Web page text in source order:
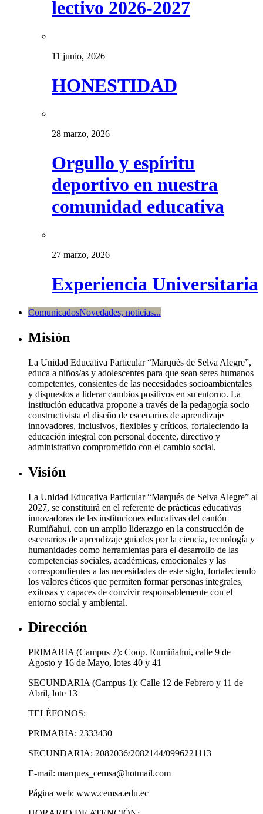
lectivo 2026-2027
11 junio, 2026
HONESTIDAD
28 marzo, 2026
Orgullo y espíritu
deportivo en nuestra
comunidad educativa
27 marzo, 2026
Experiencia Universitaria
ComunicadosNovedades, noticias...
Misión
La Unidad Educativa Particular “Marqués de Selva Alegre”,
educa a niños/as y adolescentes para que sean seres humanos
competentes, consientes de las necesidades socioambientales
y dispuestos a liderar cambios positivos en su entorno. La
institución educativa propone a través de la pedagogía socio
constructivista el diseño de escenarios de aprendizaje
innovadores, inclusivos, flexibles y críticos, fortaleciendo la
educación integral con personal docente, directivo y
administrativo comprometido con el cambio social.
Visión
La Unidad Educativa Particular “Marqués de Selva Alegre” al
2027, se constituirá en el referente de prácticas educativas
innovadoras de las instituciones educativas del cantón
Rumiñahui, con un amplio liderazgo en la construcción de
escenarios de aprendizaje guiados por la ciencia, tecnología y
humanidades como herramientas para el desarrollo de las
competencias sociales, académicas, emocionales y las
correspondientes a las necesidades de este siglo, fortaleciendo
los valores éticos que permiten formar personas integrales,
exitosas y capaces de convivir responsablemente con el
entorno social y ambiental.
Dirección
PRIMARIA (Campus 2): Coop. Rumiñahui, calle 9 de
Agosto y 16 de Mayo, lotes 40 y 41
SECUNDARIA (Campus 1): Calle 12 de Febrero y 11 de
Abril, lote 13
TELÉFONOS:
PRIMARIA: 2333430
SECUNDARIA: 2082036/2082144/0996221113
E-mail: marques_cemsa@hotmail.com
Página web: www.cemsa.edu.ec